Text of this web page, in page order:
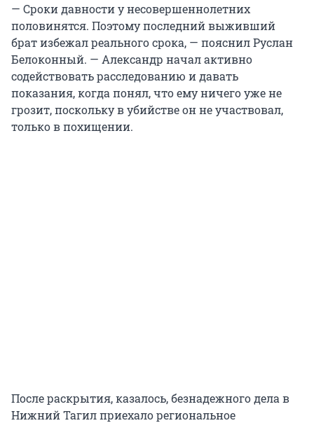
— Сроки давности у несовершеннолетних
половинятся. Поэтому последний выживший
брат избежал реального срока, — пояснил Руслан
Белоконный. — Александр начал активно
содействовать расследованию и давать
показания, когда понял, что ему ничего уже не
грозит, поскольку в убийстве он не участвовал,
только в похищении.
После раскрытия, казалось, безнадежного дела в
Нижний Тагил приехало региональное